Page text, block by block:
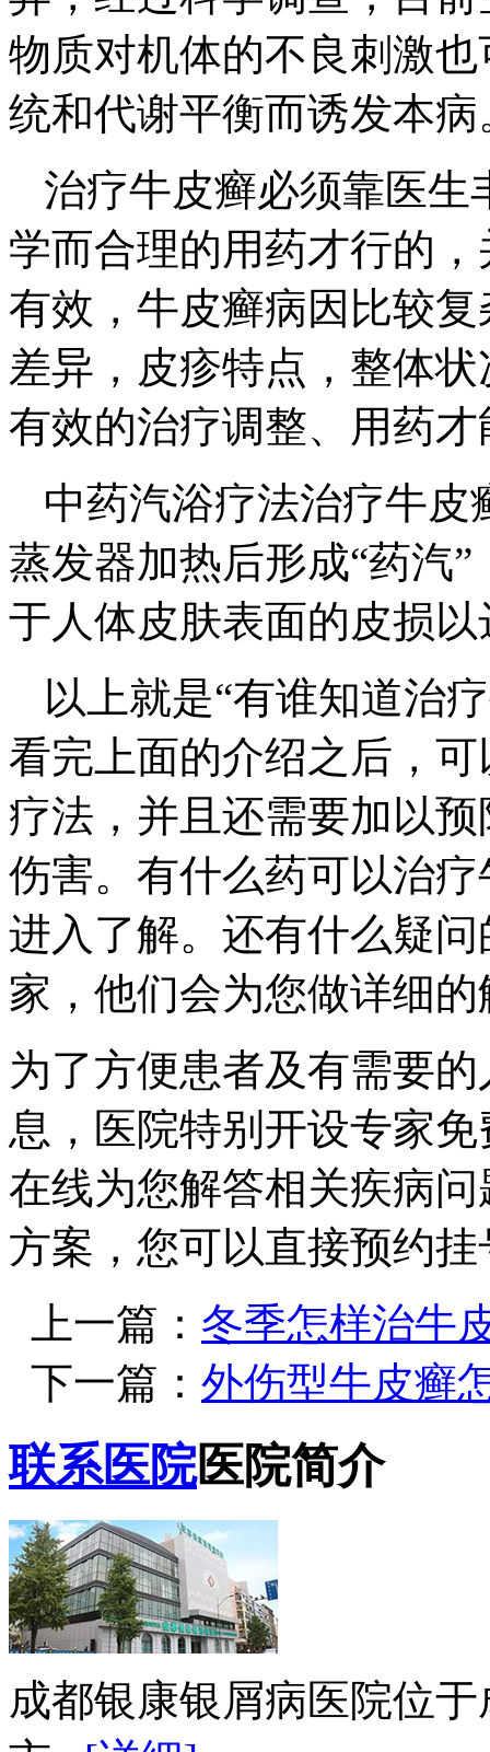
物质对机体的不良刺激
统和代谢平衡而诱发本病
治疗牛皮癣必须靠医生
学而合理的用药才行的
有效，牛皮癣病因比较
差异，皮疹特点，整体
有效的治疗调整、用药
中药汽浴疗法治疗牛
蒸发器加热后形成“药汽
于人体皮肤表面的皮损
以上就是“有谁知道治
看完上面的介绍之后，
疗法，并且还需要加以
伤害。有什么药可以治
进入了解。还有什么疑
家，他们会为您做详细
为了方便患者及有需要
息，医院特别开设专家
在线为您解答相关疾病
方案，您可以直接预约挂
上一篇： 冬季怎样治牛
下一篇： 外伤型牛皮癣
联系医院医院简介
成都银康银屑病医院位